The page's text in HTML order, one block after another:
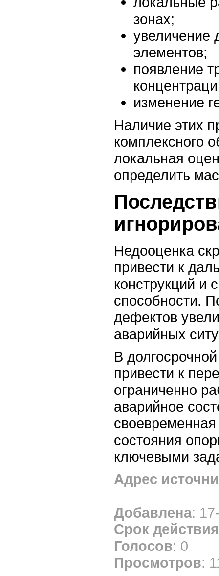
зонах;
увеличение
элементов;
появление
изменение
Наличие этих
комплексного
локальная
определить
Недооценка
привести к
конструкций и
способности.
дефектов
аварийных
В
привести к
ограниченно
аварийное
своевременная
состояния
ключевыми
Адрес
Добавлена:
Срок действия
Голосов: 0
Просмотров: